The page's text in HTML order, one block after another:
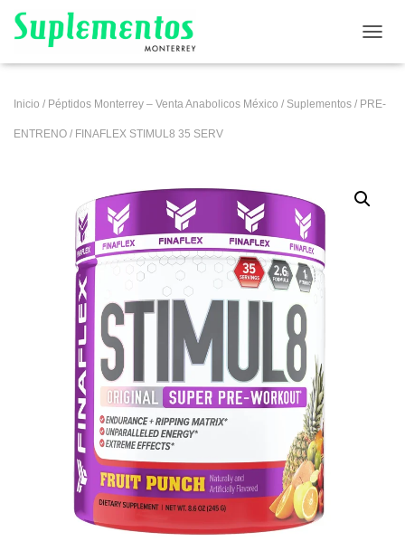
Inicio / Péptidos Monterrey – Venta Anabolicos México / Suplementos / PRE-
ENTRENO / FINAFLEX STIMUL8 35 SERV